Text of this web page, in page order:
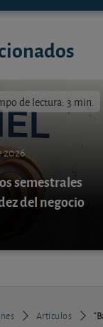
de lectura: 3 min.
2026
semestrales
del negocio
Artículos